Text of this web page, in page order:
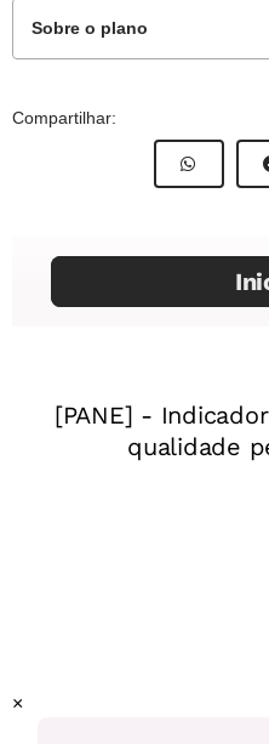
Finalize registrando no
turma vai levantar pistas e
investigação para entender
Sobre o plano
Este plano de atividade foi
Mentor:Alessandra Novak
Compartilhar:
×